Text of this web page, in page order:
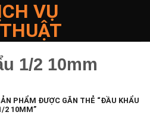
1/2 10mm
PHẨM ĐƯỢC GẮN THẺ “ĐẦU KHẨU
2 10MM”